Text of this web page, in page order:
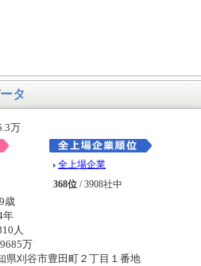
タ
万
全上場企業
368位 / 3908社中
歳
年
人
万
県刈谷市豊田町２丁目１番地